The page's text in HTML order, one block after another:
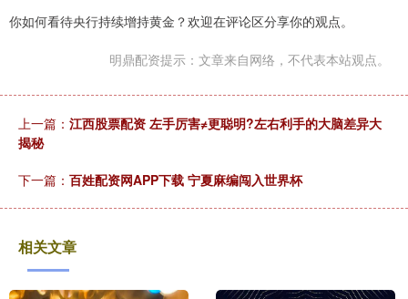
你如何看待央行持续增持黄金？欢迎在评论区分享你的观点。
明鼎配资提示：文章来自网络，不代表本站观点。
上一篇： 江西股票配资 左手厉害≠更聪明?左右利手的大脑差异大
揭秘
下一篇： 百姓配资网APP下载 宁夏麻编闯入世界杯
相关文章